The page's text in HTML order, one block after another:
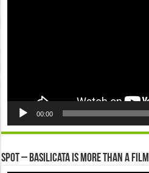
00:00
Spot – Basilicata is more than a Film